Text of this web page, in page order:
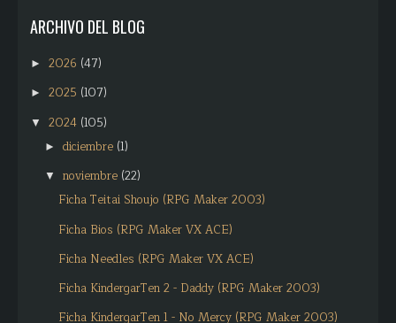
ARCHIVO DEL BLOG
► 2026 (47)
► 2025 (107)
▼ 2024 (105)
► diciembre (1)
▼ noviembre (22)
Ficha Teitai Shoujo (RPG Maker 2003)
Ficha Bios (RPG Maker VX ACE)
Ficha Needles (RPG Maker VX ACE)
Ficha KindergarTen 2 - Daddy (RPG Maker 2003)
Ficha KindergarTen 1 - No Mercy (RPG Maker 2003)